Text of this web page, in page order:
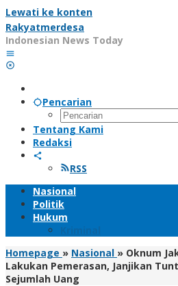
Lewati ke konten
Rakyatmerdesa
Indonesian News Today
Pencarian
Tentang Kami
Redaksi
RSS
Nasional
Politik
Hukum
Kriminal
Homepage » Nasional » Oknum
Lakukan Pemerasan, Janjikan
Sejumlah Uang